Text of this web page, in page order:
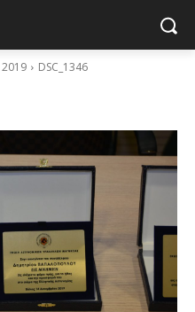
DSC_1346